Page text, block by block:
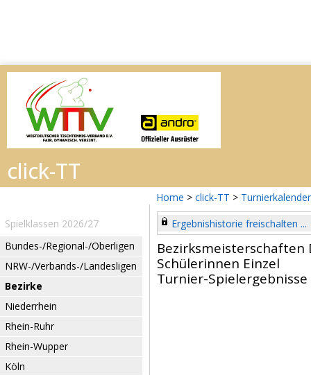
Home > click-TT > Turnierkalender
Spielklassen 2026/27
Bundes-/Regional-/Oberligen
NRW-/Verbands-/Landesligen
Bezirke
Niederrhein
Rhein-Ruhr
Rhein-Wupper
Köln
Ergebnishistorie freischalten ...
Bezirksmeisterschaften
Schülerinnen Einzel
Turnier-Spielergebnisse